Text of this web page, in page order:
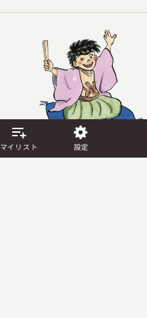
マイリスト 設定